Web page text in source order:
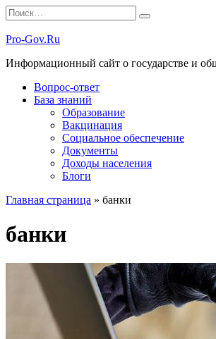
Перейти
к
содержанию
Search
for:
Pro-Gov.Ru
Информационный сайт о государстве и
Вопрос-ответ
База знаний
Образование
Вакцинация
Социальное обеспечение
Документы
Доходы населения
Блоги
Главная страница » банки
банки